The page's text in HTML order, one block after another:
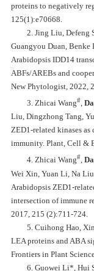
proteins to negatively
125(1):e70668.
2. Jing Liu, Defeng
Guangyou Duan, Benke
Arabidopsis IDD14
ABFs/AREBs and
New Phytologist, 2022,
3. Zhicai Wang#,
Liu, Dingzhong Tang,
ZED1-related kinases
immunity. Plant, Cell &
4. Zhicai Wang#,
Wei Xin, Yuan Li, Na
Arabidopsis ZED1-
intersection of immune
2017, 215 (2):711-724.
5. Cuihong Hao,
LEA proteins and ABA
Frontiers in Plant
6. Guowei Li*, Hui